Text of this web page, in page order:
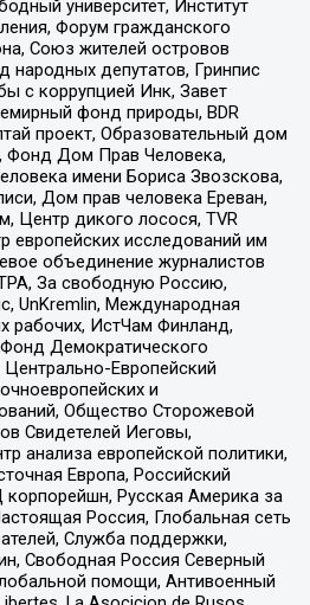
университет, Институт
Форум гражданского
Союз жителей островов
народных депутатов, Гринпис
с коррупцией Инк, Завет
фонд природы, BDR
проект, Образовательный дом
Фонд Дом Прав Человека,
имени Бориса Звозскова,
Дом прав человека Ереван,
Центр дикого лосося, TVR
исследований им
объединение журналистов
За свободную Россию,
UnKremlin, Международная
рабочих, ИстЧам Финланд,
Фонд Демократического
Европейский
и
Общество Сторожевой
Свидетелей Иеговы,
анализа европейской политики,
Европа, Российский
Русская Америка за
Россия, Глобальная сеть
Служба поддержки,
Свободная Россия Северный
помощи, Антивоенный